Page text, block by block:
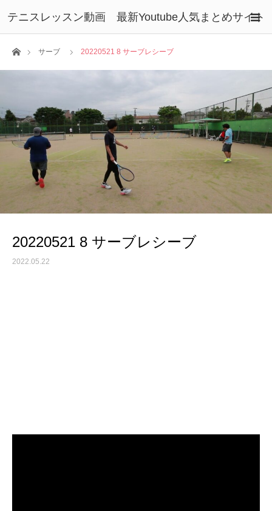
テニスレッスン動画 最新Youtube人気まとめサイト
ホームサーブ 20220521 8 サーブレシーブ
20220521 8 サーブレシーブ
2022.05.22